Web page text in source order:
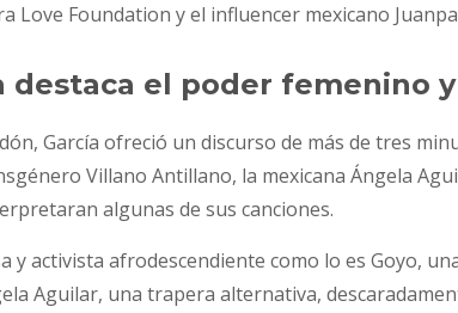
Love Foundation y el influencer mexicano
destaca el poder femenino
García ofreció un discurso de más de tres
Villano Antillano, la mexicana Ángela
algunas de sus canciones.
y activista afrodescendiente como lo es Goyo,
Aguilar, una trapera alternativa,